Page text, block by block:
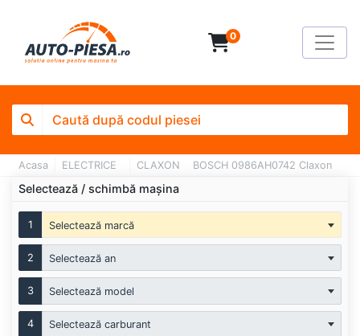
0
Acasa ELECTRICE CLAXON BOSCH 0986AH0742 Claxon
Selectează / schimbă mașina
1 Selectează marcă
2 Selectează an
3 Selectează model
4 Selectează carburant